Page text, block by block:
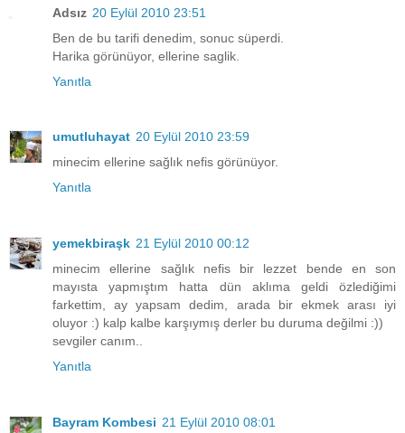
Adsız 20 Eylül 2010 23:51
Ben de bu tarifi denedim, sonuc süperdi.
Harika görünüyor, ellerine saglik.
Yanıtla
umutluhayat 20 Eylül 2010 23:59
minecim ellerine sağlık nefis görünüyor.
Yanıtla
yemekbiraşk 21 Eylül 2010 00:12
minecim ellerine sağlık nefis bir lezzet bende en son
mayısta yapmıştım hatta dün aklıma geldi özlediğimi
farkettim, ay yapsam dedim, arada bir ekmek arası iyi
oluyor :) kalp kalbe karşıymış derler bu duruma değilmi :))
sevgiler canım..
Yanıtla
Bayram Kombesi 21 Eylül 2010 08:01